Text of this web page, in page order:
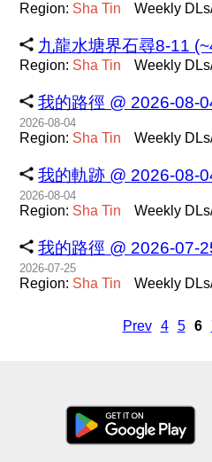
Region: Sha Tin Weekly
九龍水塘界石尋8-11
Region: Sha Tin Weekly
我的路徑 @ 2026-08-
2026-08-04
Region: Sha Tin Weekly
我的軌跡 @ 2026-08-
2026-08-04
Region: Sha Tin Weekly
我的路徑 @ 2026-07-
2026-07-25
Region: Sha Tin Weekly
Prev 4 5 6